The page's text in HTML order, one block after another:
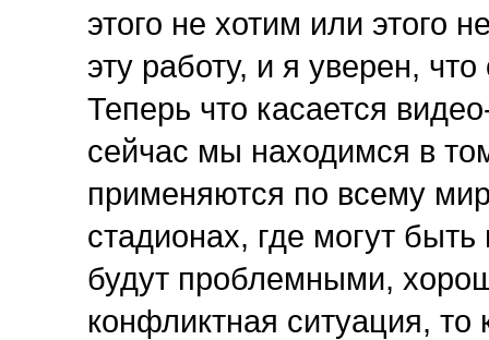
этого не хотим или этого
эту работу, и я уверен,
Теперь что касается
сейчас мы находимся в
применяются по всему
стадионах, где могут
будут проблемными,
конфликтная ситуация,